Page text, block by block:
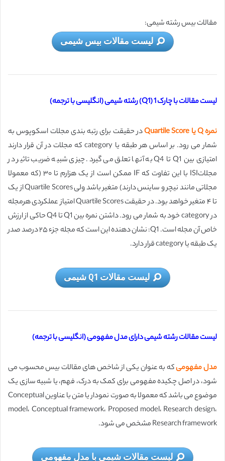
مقالات بیس رشته شیمی:
لیست مقالات بیس شیمی
لیست مقالات با چارک 1 (Q1) رشته شیمی (انگلیسی با ترجمه)
نمره Q یا Quartile Score
در حقیقت برای رتبه بندی مجلات اسکوپوس به
شمار می رود. بر اساس هر طبقه یا category که مجلات در آن قرار دارند
امتیازی بین Q1 تا Q4 به آنها تعلق می گیرد. چیزی شبیه ضریب تاثیر در
مجلاتISI با این تفاوت که IF ممکن است از یک هزارم تا ۳۰ (که معمولا
مجلاتی مانند نیچر و ساینس دارند) متغیر باشد ولی Quartile Scores از یک
تا ۴ متغیر خواهد بود. در حقیقت Quartile Scores امتیاز عملکردی هرمجله
در category خود به شمار می رود. داشتن نمره بین Q1 تا Q4 حاکی از ارزش
خاص آن مجله است. Q1: نشان دهنده اين است که مجله جزء ۲۵ درصد صدر
يک طبقه يا category قرار دارد.
لیست مقالات Q1 شیمی
لیست مقالات رشته شیمی دارای مدل مفهومی (انگلیسی با ترجمه)
مدل مفهومیکه به عنوان یکی از شاخص های مقالات بیس محسوب می
شود، در اصل چکیده مفهومی برای کمک به درک، فهم، یا شبیه‌ سازی یک
موضوع می باشد که معمولا به صورت نمودار یا متن با عناوین Conceptual
model، Conceptual framework، Proposed model، Research design،
Research framework مشخص می شود.
لیست مقالات شیمی با مدل مفهومی